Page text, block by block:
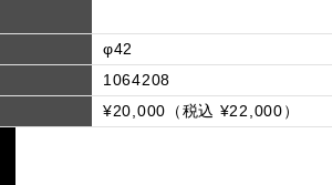
φ42
1064208
¥20,000（税込 ¥22,000）